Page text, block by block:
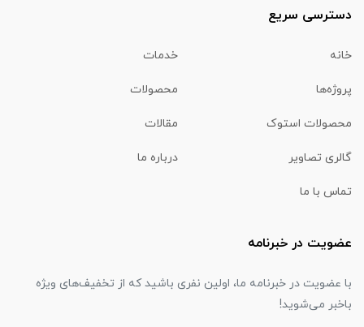
دسترسی سریع
خانه خدمات
پروژه‌ها محصولات
محصولات استوک مقالات
گالری تصاویر درباره ما
تماس با ما
عضویت در خبرنامه
با عضویت در خبرنامه ما، اولین نفری باشید که از تخفیف‌های ویژه
باخبر می‌شوید!